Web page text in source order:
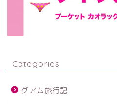
Categories
グアム旅行記